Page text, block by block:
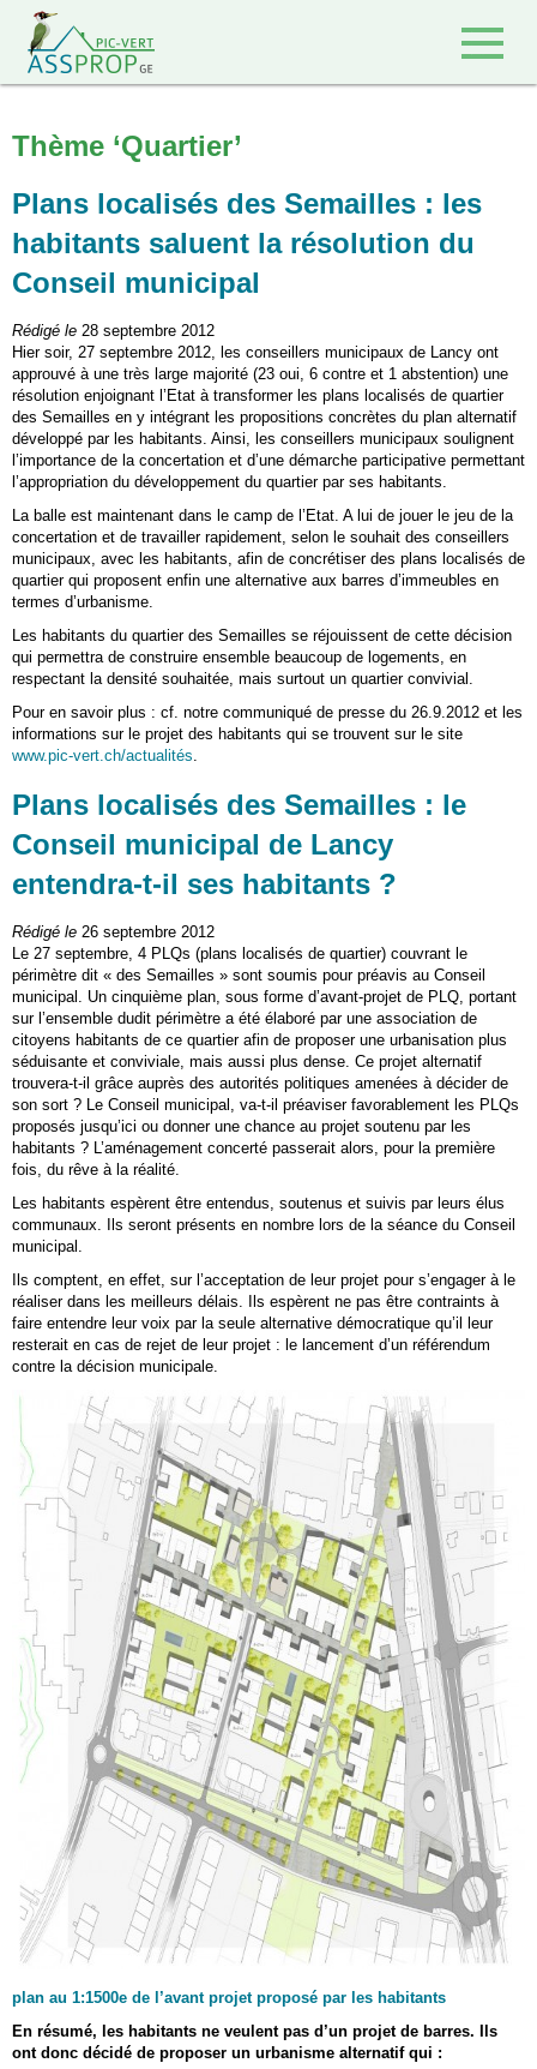
Thème ‘Quartier’
Plans localisés des Semailles : les
habitants saluent la résolution du
Conseil municipal
Rédigé le 28 septembre 2012
Hier soir, 27 septembre 2012, les conseillers municipaux de Lancy ont
approuvé à une très large majorité (23 oui, 6 contre et 1 abstention) une
résolution enjoignant l’Etat à transformer les plans localisés de quartier
des Semailles en y intégrant les propositions concrètes du plan alternatif
développé par les habitants. Ainsi, les conseillers municipaux soulignent
l’importance de la concertation et d’une démarche participative permettant
l’appropriation du développement du quartier par ses habitants.
La balle est maintenant dans le camp de l’Etat. A lui de jouer le jeu de la
concertation et de travailler rapidement, selon le souhait des conseillers
municipaux, avec les habitants, afin de concrétiser des plans localisés de
quartier qui proposent enfin une alternative aux barres d’immeubles en
termes d’urbanisme.
Les habitants du quartier des Semailles se réjouissent de cette décision
qui permettra de construire ensemble beaucoup de logements, en
respectant la densité souhaitée, mais surtout un quartier convivial.
Pour en savoir plus : cf. notre communiqué de presse du 26.9.2012 et les
informations sur le projet des habitants qui se trouvent sur le site
www.pic-vert.ch/actualités.
Plans localisés des Semailles : le
Conseil municipal de Lancy
entendra-t-il ses habitants ?
Rédigé le 26 septembre 2012
Le 27 septembre, 4 PLQs (plans localisés de quartier) couvrant le
périmètre dit « des Semailles » sont soumis pour préavis au Conseil
municipal. Un cinquième plan, sous forme d’avant-projet de PLQ, portant
sur l’ensemble dudit périmètre a été élaboré par une association de
citoyens habitants de ce quartier afin de proposer une urbanisation plus
séduisante et conviviale, mais aussi plus dense. Ce projet alternatif
trouvera-t-il grâce auprès des autorités politiques amenées à décider de
son sort ? Le Conseil municipal, va-t-il préaviser favorablement les PLQs
proposés jusqu’ici ou donner une chance au projet soutenu par les
habitants ? L’aménagement concerté passerait alors, pour la première
fois, du rêve à la réalité.
Les habitants espèrent être entendus, soutenus et suivis par leurs élus
communaux. Ils seront présents en nombre lors de la séance du Conseil
municipal.
Ils comptent, en effet, sur l’acceptation de leur projet pour s’engager à le
réaliser dans les meilleurs délais. Ils espèrent ne pas être contraints à
faire entendre leur voix par la seule alternative démocratique qu’il leur
resterait en cas de rejet de leur projet : le lancement d’un référendum
contre la décision municipale.
plan au 1:1500e de l’avant projet proposé par les habitants
En résumé, les habitants ne veulent pas d’un projet de barres. Ils
ont donc décidé de proposer un urbanisme alternatif qui :